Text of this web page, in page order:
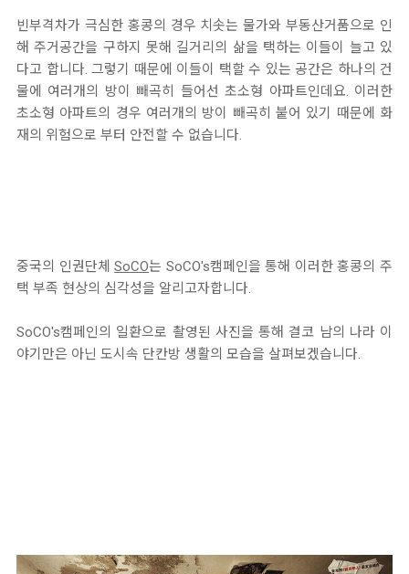
빈부격차가 극심한 홍콩의 경우 치솟는 물가와 부동산거품으로 인
해 주거공간을 구하지 못해 길거리의 삶을 택하는 이들이 늘고 있
다고 합니다. 그렇기 때문에 이들이 택할 수 있는 공간은 하나의 건
물에 여러개의 방이 빼곡히 들어선 초소형 아파트인데요. 이러한
초소형 아파트의 경우 여러개의 방이 빼곡히 붙어 있기 때문에 화
재의 위험으로 부터 안전할 수 없습니다.
중국의 인권단체SoCO는 SoCO's캠페인을 통해 이러한 홍콩의 주
택 부족 현상의 심각성을 알리고자합니다.
SoCO's캠페인의 일환으로 촬영된 사진을 통해 결코 남의 나라 이
야기만은 아닌 도시속 단칸방 생활의 모습을 살펴보겠습니다.